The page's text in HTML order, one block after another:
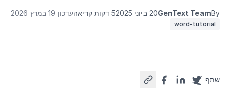
By
GenText Team20 ביוני 2025 5 דקות קריאה עדכון 19 במרץ 2026
word-tutorial
שתף